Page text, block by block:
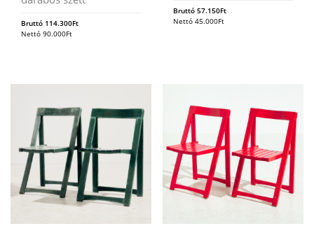
Bruttó 114.300Ft
Nettó 90.000Ft
Bruttó57.150Ft
Nettó45.000Ft